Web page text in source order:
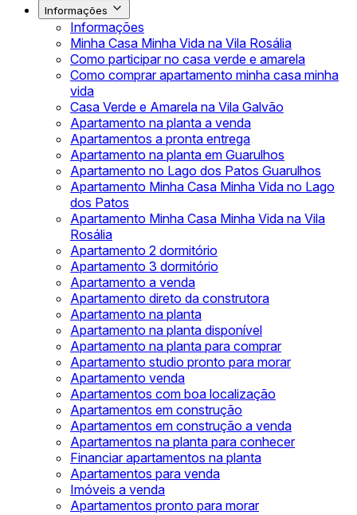
Informações
Informações
Minha Casa Minha Vida na Vila Rosália
Como participar no casa verde e amarela
Como comprar apartamento minha casa minha
vida
Casa Verde e Amarela na Vila Galvão
Apartamento na planta a venda
Apartamentos a pronta entrega
Apartamento na planta em Guarulhos
Apartamento no Lago dos Patos Guarulhos
Apartamento Minha Casa Minha Vida no Lago
dos Patos
Apartamento Minha Casa Minha Vida na Vila
Rosália
Apartamento 2 dormitório
Apartamento 3 dormitório
Apartamento a venda
Apartamento direto da construtora
Apartamento na planta
Apartamento na planta disponível
Apartamento na planta para comprar
Apartamento studio pronto para morar
Apartamento venda
Apartamentos com boa localização
Apartamentos em construção
Apartamentos em construção a venda
Apartamentos na planta para conhecer
Financiar apartamentos na planta
Apartamentos para venda
Imóveis a venda
Apartamentos pronto para morar